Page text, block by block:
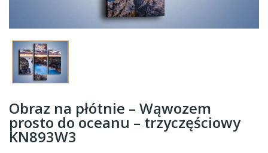
Obraz na płótnie – Wąwozem
prosto do oceanu – trzyczęściowy
KN893W3